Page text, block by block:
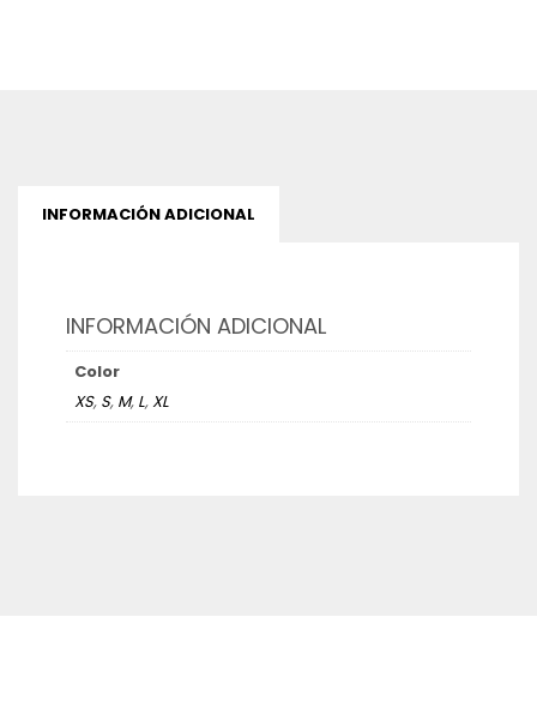
INFORMACIÓN ADICIONAL
INFORMACIÓN ADICIONAL
Color
XS, S, M, L,XL